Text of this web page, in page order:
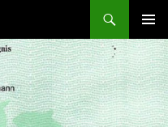
MENÜ